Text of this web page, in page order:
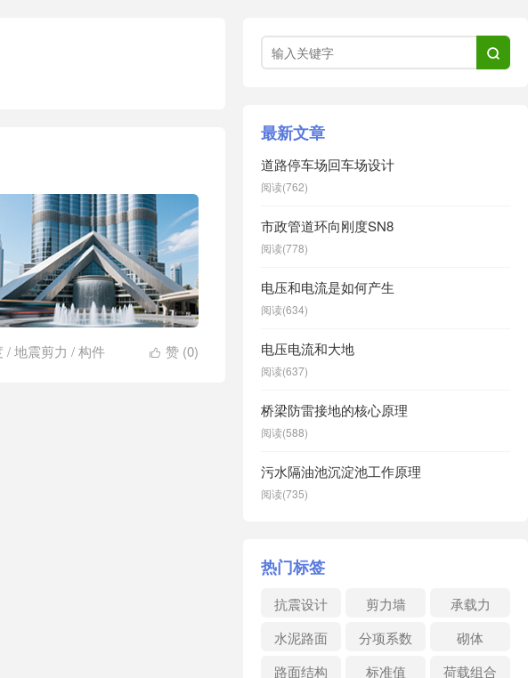
 赞 (0)
/地震剪力 /构件

最新文章
道路停车场回车场设计
阅读(762)
市政管道环向刚度SN8
阅读(778)
电压和电流是如何产生
阅读(634)
电压电流和大地
阅读(637)
桥梁防雷接地的核心原理
阅读(588)
污水隔油池沉淀池工作原理
阅读(735)
热门标签
抗震设计 剪力墙
承载力
水泥路面
分项系数
砌体
路面结构
标准值
荷载组合